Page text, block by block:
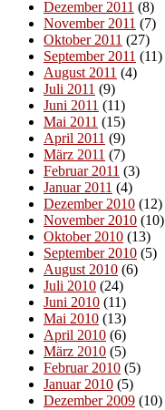
Dezember 2011 (8)
November 2011 (7)
Oktober 2011 (27)
September 2011 (11)
August 2011 (4)
Juli 2011 (9)
Juni 2011 (11)
Mai 2011 (15)
April 2011 (9)
März 2011 (7)
Februar 2011 (3)
Januar 2011 (4)
Dezember 2010 (12)
November 2010 (10)
Oktober 2010 (13)
September 2010 (5)
August 2010 (6)
Juli 2010 (24)
Juni 2010 (11)
Mai 2010 (13)
April 2010 (6)
März 2010 (5)
Februar 2010 (5)
Januar 2010 (5)
Dezember 2009 (10)